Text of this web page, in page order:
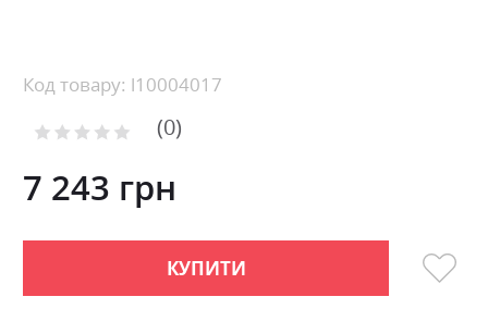
beginning
the
gallery
Код товару: l10004017
Рейтинг: 0
7 243 грн
КУПИТИ